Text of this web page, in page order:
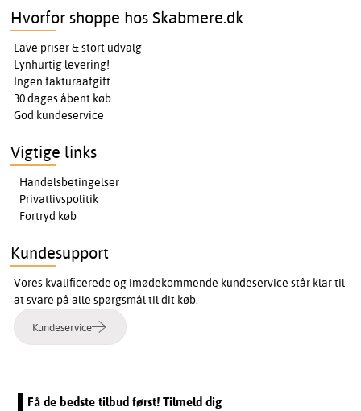
Hvorfor shoppe hos Skabmere.dk
Lave priser & stort udvalg
Lynhurtig levering!
Ingen fakturaafgift
30 dages åbent køb
God kundeservice
Vigtige links
Handelsbetingelser
Privatlivspolitik
Fortryd køb
Kundesupport
Vores kvalificerede og imødekommende kundeservice står klar til
at svare på alle spørgsmål til dit køb.
Kundeservice
Få de bedste tilbud først! Tilmeld dig